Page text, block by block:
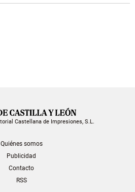
Castellana de Impresiones, S.L.
Quiénes somos
Publicidad
Contacto
RSS